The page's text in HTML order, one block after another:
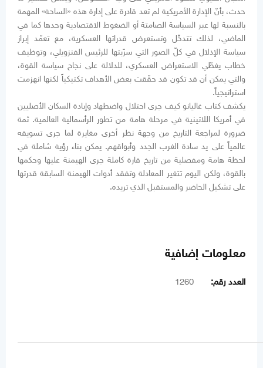
حدث، بأنّ الإدارة الأمريكية لم تعد قادرة على إدارة هذه «الساحة» المهمة
بالنسبة لها عبر السياسة الصامتة أو الضغوط الاقتصادية وحدها كما في
الماضي، لذلك تتدخّل وتستعرض قدراتها العسكرية، مع تعمّد إبراز
سياسة الإذلال في كلّ الصور التي سرّبتها للرئيس الفنزويلي، وتوظيف
خطاب يغطّي الاستعراض العسكري، للدلالة على نجاح سياسة القوة،
والتي يمكن أن قد تكون قد حقّقت بعض الأهداف تكتيكياً لكنها انهزمت
استراتيجياً.
يكشف كتاب غاليانو كيف جرى احتلال واضطهاد وإبادة السكان الأصليين
في أمريكا اللاتينية في مرحلة هامة من تطور الرأسمالية العالمية. ثمة
ضرورة لمراجعة التاريخ من وجهة نظر أخرى مغايرة لما جرى تسويقه
عالمياً على يد سادة الغرب الجدد وأبواقهم. يمكن بناء رؤية شاملة في
لحظة هامة ومفصلية من تاريخ قارة كاملة جرى الهيمنة عليها وحكمها
بالقوة، ولكن اليوم تتغير المعادلة وتفقد أدوات الهيمنة السابقة قدرتها
على تشكيل الحاضر والمستقبل الذي تريده.
معلومات إضافية
العدد رقم: 1260